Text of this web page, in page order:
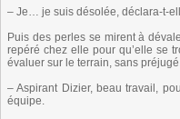
– Je… je suis désolée, déclara-t-
Puis des perles se mirent à
repéré chez elle pour qu’elle se
évaluer sur le terrain, sans
– Aspirant Dizier, beau travail,
équipe.